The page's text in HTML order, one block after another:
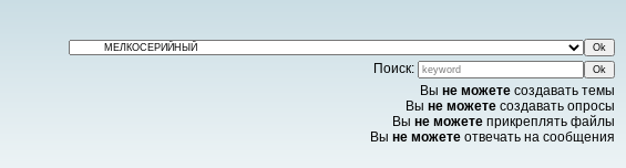
Поиск:
Вы не можете создавать темы
Вы не можете создавать опросы
Вы не можете прикреплять файлы
Вы не можете отвечать на сообщения